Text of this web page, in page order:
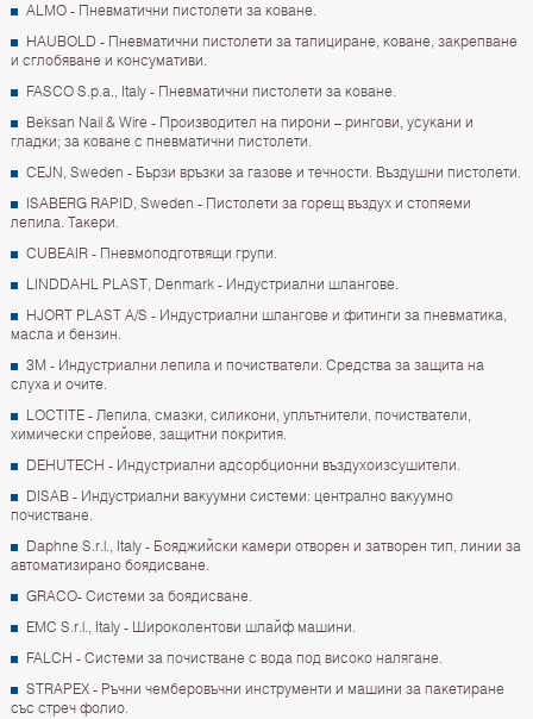
ALMO - Пневматични пистолети за коване.
HAUBOLD - Пневматични пистолети за тапициране, коване, закрепване
и сглобяване и консумативи.
FASCO S.p.a., Italy - Пневматични пистолети за коване.
Beksan Nail & Wire - Производител на пирони – рингови, усукани и
гладки; за коване с пневматични пистолети.
CEJN, Sweden - Бързи връзки за газове и течности. Въздушни пистолети.
ISABERG RAPID, Sweden - Пистолети за горещ въздух и стопяеми
лепила. Такери.
CUBEAIR - Пневмоподготвящи групи.
LINDDAHL PLAST, Denmark - Индустриални шлангове.
HJORT PLAST A/S - Индустриални шлангове и фитинги за пневматика,
масла и бензин.
3M - Индустриални лепила и почистватели. Средства за защита на
слуха и очите.
LOCTITE - Лепила, смазки, силикони, уплътнители, почистватели,
химически спрейове, защитни покрития.
DEHUTECH - Индустриални адсорбционни въздухоизсушители.
DISAB - Индустриални вакуумни системи: централно вакуумно
почистване.
Daphne S.r.l., Italy - Бояджийски камери отворен и затворен тип, линии за
автоматизирано боядисване.
GRACO- Системи за боядисване.
EMC S.r.l., Italy - Широколентови шлайф машини.
FALCH - Системи за почистване с вода под високо налягане.
STRAPEX - Ръчни чемберовъчни инструменти и машини за пакетиране
със стреч фолио.